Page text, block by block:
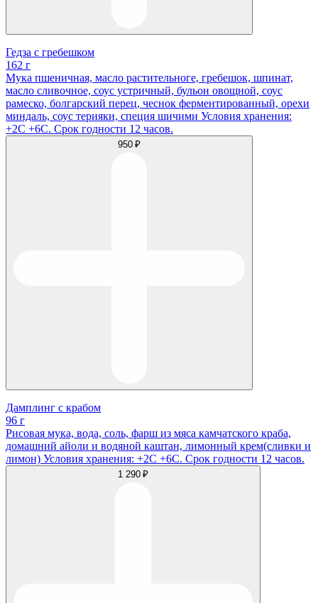
Гедза с гребешком
162 г
Мука пшеничная, масло растительноге, гребешок, шпинат,
масло сливочное, соус устричный, бульон овощной, соус
рамеско, болгарский перец, чеснок ферментированный, орехи
миндаль, соус терияки, специя шичими Условия хранения:
+2С +6С. Срок годности 12 часов.
950 ₽
Дамплинг с крабом
96 г
Рисовая мука, вода, соль, фарш из мяса камчатского краба,
домашний айоли и водяной каштан, лимонный крем(сливки и
лимон) Условия хранения: +2С +6С. Срок годности 12 часов.
1 290 ₽